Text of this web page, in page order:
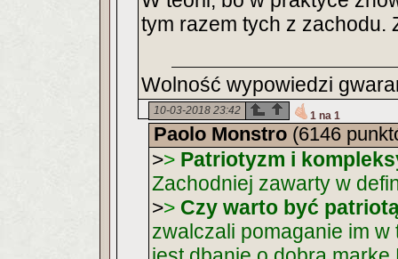
tym razem tych z zachodu.
Wolność wypowiedzi
10-03-2018 23:42 1 na 1
Paolo Monstro (6146
>> Patriotyzm i
Zachodniej zawarty w
>> Czy warto być
zwalczali pomaganie im